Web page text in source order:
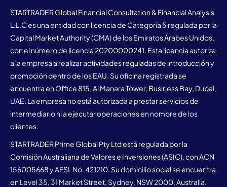
STARTRADER Global Financial Consultation & Financial Analysis
L.L.C es una entidad con licencia de Categoría 5 regulada por la
Capital Market Authority (CMA) de los Emiratos Árabes Unidos,
con el número de licencia 20200000241. Esta licencia autoriza
a la empresa a realizar actividades reguladas de introducción y
promoción dentro de los EAU. Su oficina registrada se
encuentra en Office 815, Al Manara Tower, Business Bay, Dubai,
UAE. La empresa no está autorizada a prestar servicios de
intermediario ni a ejecutar operaciones en nombre de los
clientes.
STARTRADER Prime Global Pty Ltd está regulada por la
Comisión Australiana de Valores e Inversiones (ASIC), con ACN
156005668 y AFSL No. 421210. Su domicilio social se encuentra
en Level 35, 31 Market Street, Sydney, NSW 2000, Australia.